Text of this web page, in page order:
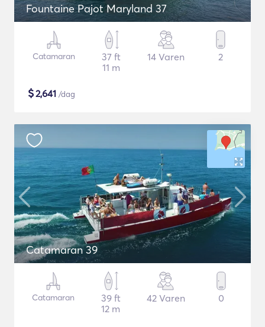
Fountaine Pajot Maryland 37
Catamaran
37 ft
11 m
14 Varen 2
$2,641 /dag
Catamaran 39
Catamaran
39 ft
12 m
42 Varen 0